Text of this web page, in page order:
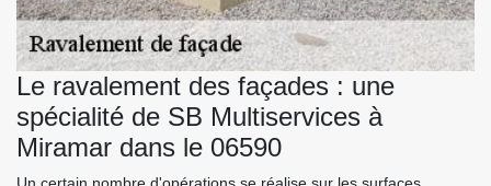
Le ravalement des façades : une
spécialité de SB Multiservices à
Miramar dans le 06590